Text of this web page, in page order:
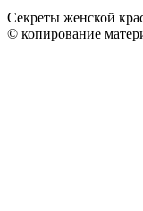
Секреты женской
© копирование